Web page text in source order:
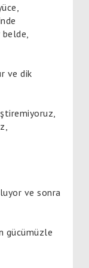
ve dik
ve sonra
gücümüzle